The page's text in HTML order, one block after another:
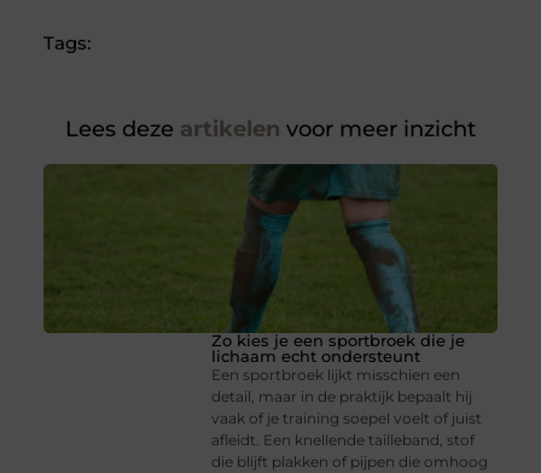
Tags:
Lees deze artikelen voor meer inzicht
Zo kies je een sportbroek die je
lichaam echt ondersteunt
Een sportbroek lijkt misschien een
detail, maar in de praktijk bepaalt hij
vaak of je training soepel voelt of juist
afleidt. Een knellende tailleband, stof
die blijft plakken of pijpen die omhoog